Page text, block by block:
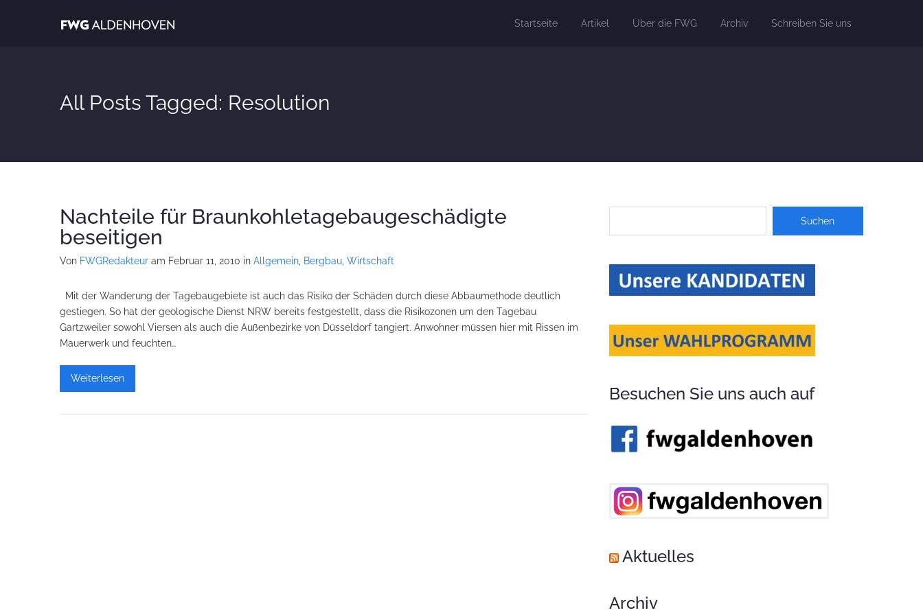
Startseite Artikel Über die FWG Archiv Schreiben Sie uns
All Posts Tagged: Resolution
Nachteile für Braunkohletagebaugeschädigte
beseitigen
Von FWGRedakteur am Februar 11, 2010 in Allgemein Bergbau Wirtschaft
Mit der Wanderung der Tagebaugebiete ist auch das Risiko der Schäden durch diese Abbaumethode deutlich
gestiegen. So hat der geologische Dienst NRW bereits festgestellt, dass die Risikozonen um den Tagebau
Gartzweiler sowohl Viersen als auch die Außenbezirke von Düsseldorf tangiert. Anwohner müssen hier mit Rissen im
Mauerwerk und feuchten…
Weiterlesen
Besuchen Sie uns auch auf
Aktuelles
Archiv